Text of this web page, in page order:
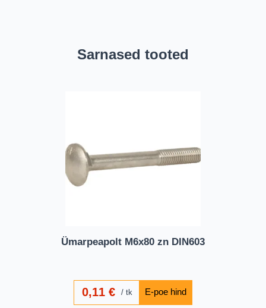
Sarnased tooted
Ümarpeapolt M6x80 zn DIN603
0,11€ tk